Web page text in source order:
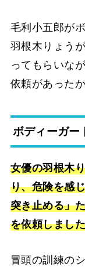
毛利小五郎が
羽根木りょう
ってもらいな
依頼があったか
ボディーガー
女優の羽根木
り、危険を感
突き止める」
を依頼しまし
冒頭の訓練の